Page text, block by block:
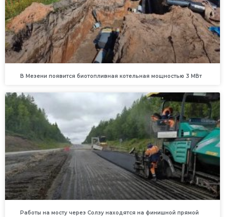
В Мезени появится биотопливная котельная мощностью 3 МВт
Работы на мосту через Солзу находятся на финишной прямой